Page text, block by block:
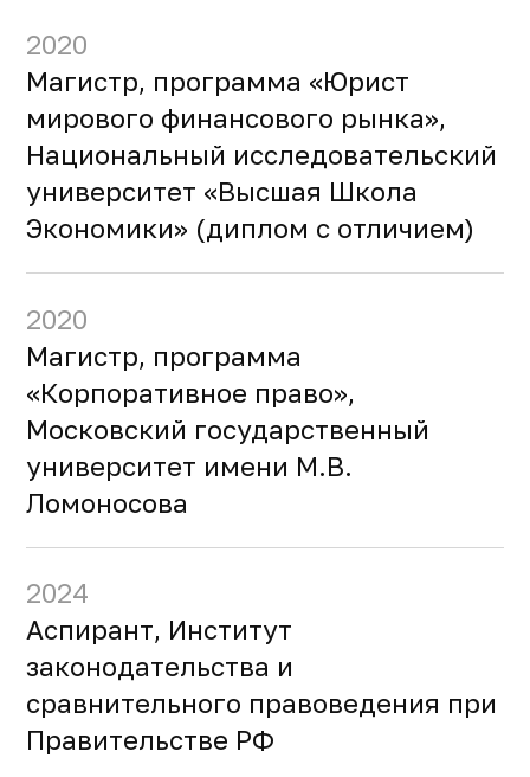
2020
Магистр, программа «Юрист
мирового финансового рынка»,
Национальный исследовательский
университет «Высшая Школа
Экономики» (диплом с отличием)
2020
Магистр, программа
«Корпоративное право»,
Московский государственный
университет имени М.В.
Ломоносова
2024
Аспирант, Институт
законодательства и
сравнительного правоведения при
Правительстве РФ